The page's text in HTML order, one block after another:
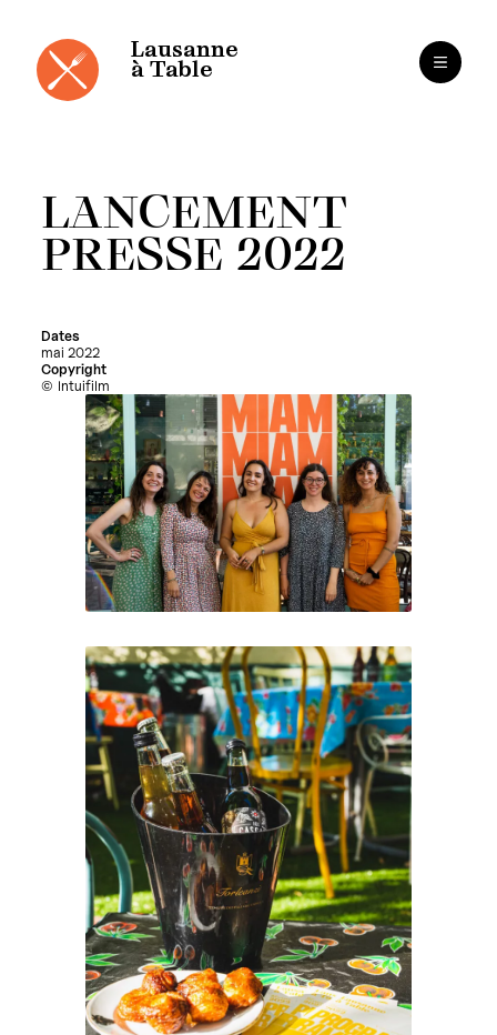
contenu
Lausanne
à Table
LANCEMENT
PRESSE 2022
Dates
mai 2022
Copyright
Intuifilm